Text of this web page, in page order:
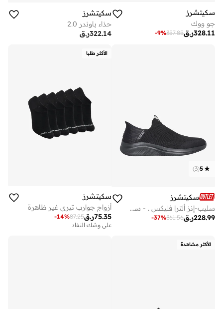
سكيتشرز
جو ووك
ر.ق328.11
357.85
-9%
سكيتشرز
حذاء باوندر 2.0
ر.ق322.14
5
(
3
)
سكيتشرز
سليب-إنز ألترا فليكس . - سموث ستب
ر.ق228.99
361.56
-37%
الأكثر طلبا
سكيتشرز
أزواج جوارب تيري غير ظاهرة
ر.ق75.35
87.25
-14%
على وشك النفاد
الأكثر مشاهدة